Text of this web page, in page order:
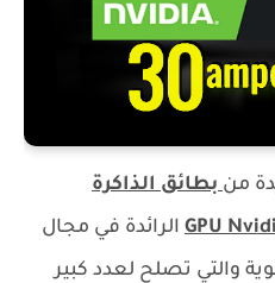
بطائق الذاكرة
الرائدة في مجال
والتي تصلح لعدد كبير